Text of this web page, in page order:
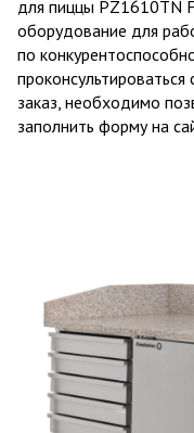
для пиццы PZ1610TN
оборудование для
по
заказ, необходимо
заполнить форму на